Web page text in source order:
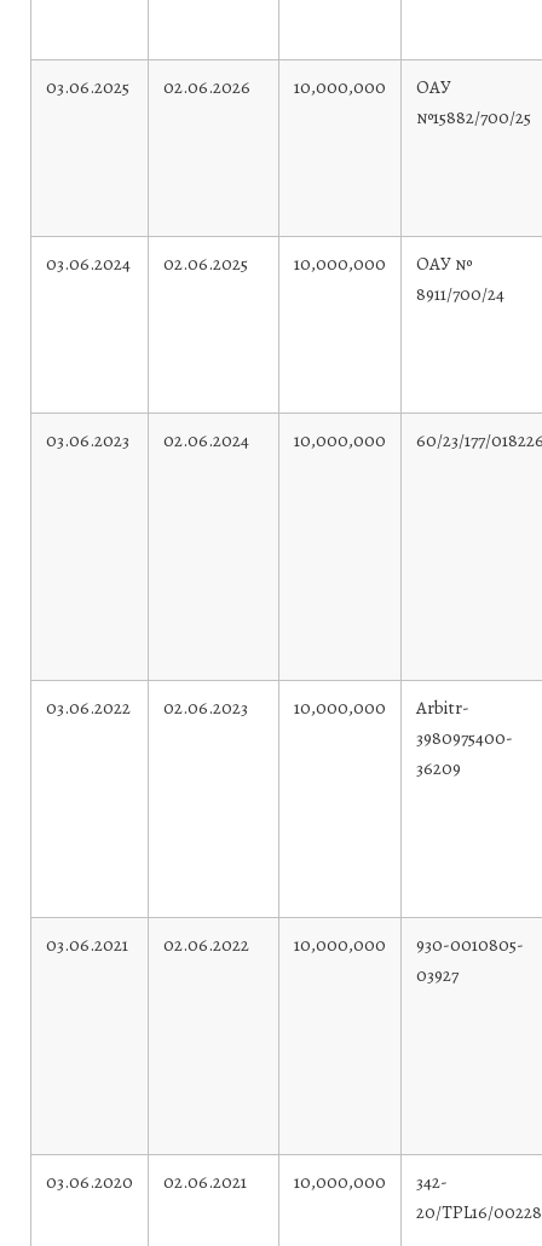
03.06.2025 02.06.2026 10,000,000
ОАУ
№15882/700/25
03.06.2024 02.06.2025 10,000,000
ОАУ №
8911/700/24
03.06.2023 02.06.2024 10,000,000 60/23/177/
03.06.2022 02.06.2023 10,000,000
Arbitr-
3980975400-
36209
03.06.2021 02.06.2022 10,000,000
930-0010805-
03927
03.06.2020 02.06.2021 10,000,000
342-
20/TPL16/